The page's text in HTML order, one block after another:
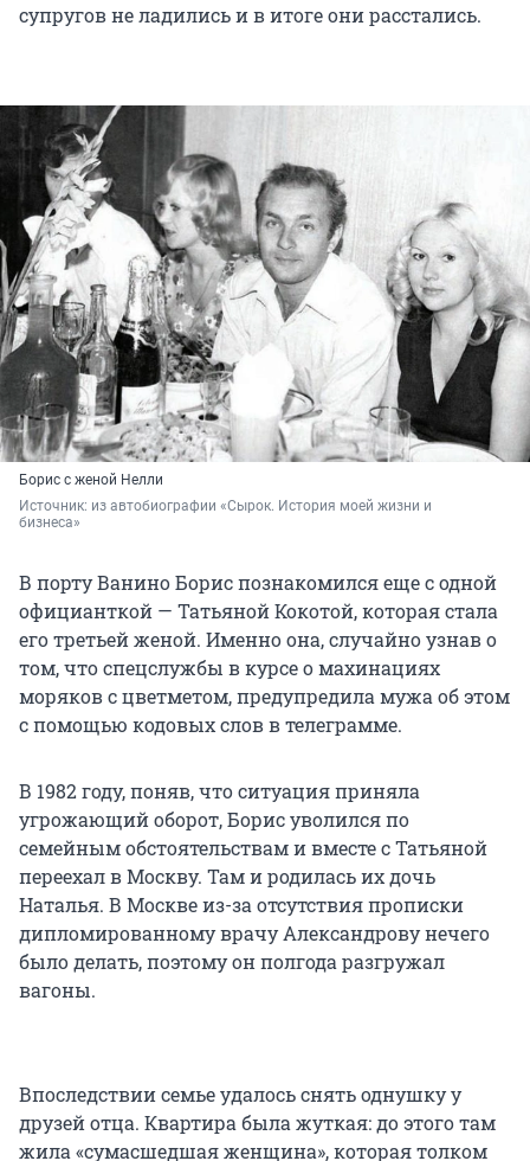
супругов не ладились и в итоге они расстались.
Борис с женой Нелли
Источник: из автобиографии «Сырок. История моей жизни и
бизнеса»
В порту Ванино Борис познакомился еще с одной
официанткой — Татьяной Кокотой, которая стала
его третьей женой. Именно она, случайно узнав о
том, что спецслужбы в курсе о махинациях
моряков с цветметом, предупредила мужа об этом
с помощью кодовых слов в телеграмме.
В 1982 году, поняв, что ситуация приняла
угрожающий оборот, Борис уволился по
семейным обстоятельствам и вместе с Татьяной
переехал в Москву. Там и родилась их дочь
Наталья. В Москве из-за отсутствия прописки
дипломированному врачу Александрову нечего
было делать, поэтому он полгода разгружал
вагоны.
Впоследствии семье удалось снять однушку у
друзей отца. Квартира была жуткая: до этого там
жила «сумасшедшая женщина», которая толком